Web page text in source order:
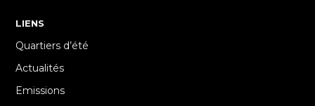
LIENS
Quartiers d’été
Actualités
Emissions